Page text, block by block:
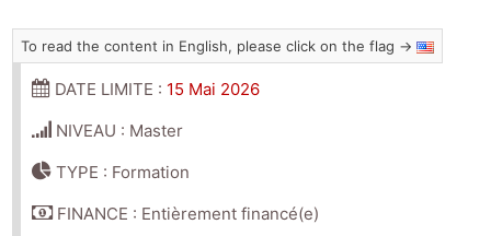
To read the content in English, please click on the flag →
DATE LIMITE : 15 Mai 2026
NIVEAU : Master
TYPE : Formation
FINANCE : Entièrement financé(e)